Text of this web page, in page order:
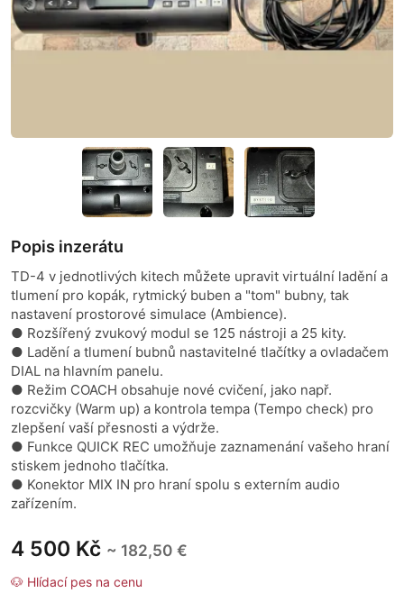
4 500 Kč ~ 182,50 €
🐶 Hlídací pes na cenu
Popis inzerátu
TD-4 v jednotlivých kitech můžete upravit virtuální ladění a
tlumení pro kopák, rytmický buben a "tom" bubny, tak
nastavení prostorové simulace (Ambience).
● Rozšířený zvukový modul se 125 nástroji a 25 kity.
● Ladění a tlumení bubnů nastavitelné tlačítky a ovladačem
DIAL na hlavním panelu.
● Režim COACH obsahuje nové cvičení, jako např.
rozcvičky (Warm up) a kontrola tempa (Tempo check) pro
zlepšení vaší přesnosti a výdrže.
● Funkce QUICK REC umožňuje zaznamenání vašeho hraní
stiskem jednoho tlačítka.
● Konektor MIX IN pro hraní spolu s externím audio
zařízením.